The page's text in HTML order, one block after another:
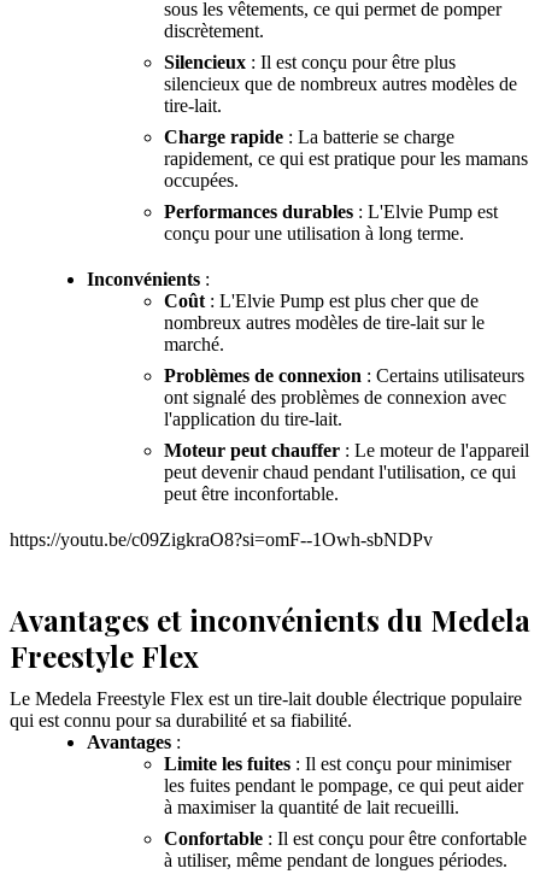
sous les vêtements, ce qui permet de pomper
discrètement.
Silencieux : Il est conçu pour être plus
silencieux que de nombreux autres modèles de
tire-lait.
Charge rapide : La batterie se charge
rapidement, ce qui est pratique pour les mamans
occupées.
Performances durables : L'Elvie Pump est
conçu pour une utilisation à long terme.
Inconvénients :
Coût : L'Elvie Pump est plus cher que de
nombreux autres modèles de tire-lait sur le
marché.
Problèmes de connexion : Certains utilisateurs
ont signalé des problèmes de connexion avec
l'application du tire-lait.
Moteur peut chauffer : Le moteur de l'appareil
peut devenir chaud pendant l'utilisation, ce qui
peut être inconfortable.
https://youtu.be/c09ZigkraO8?si=omF--1Owh-sbNDPv
Avantages et inconvénients du Medela
Freestyle Flex
Le Medela Freestyle Flex est un tire-lait double électrique populaire
qui est connu pour sa durabilité et sa fiabilité.
Avantages :
Limite les fuites : Il est conçu pour minimiser
les fuites pendant le pompage, ce qui peut aider
à maximiser la quantité de lait recueilli.
Confortable : Il est conçu pour être confortable
à utiliser, même pendant de longues périodes.